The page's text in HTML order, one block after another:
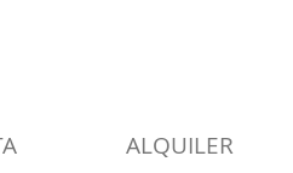
ALQUILER